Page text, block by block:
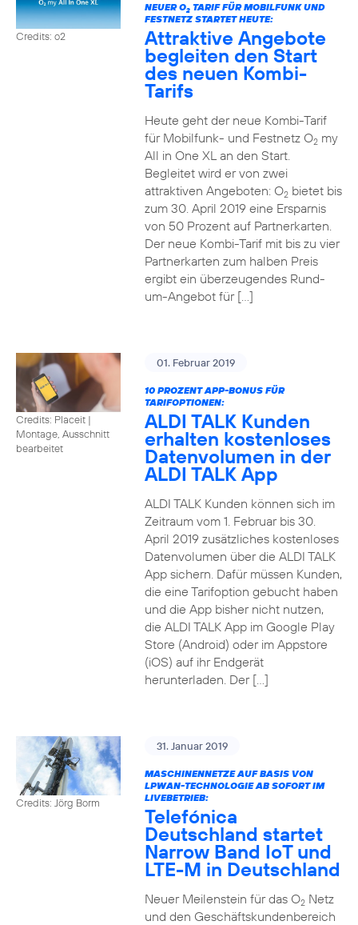
Credits: o2
NEUER O2TARIF FÜR MOBILFUNK UND
FESTNETZ STARTET HEUTE:
Attraktive Angebote
begleiten den Start
des neuen Kombi-
Tarifs
Heute geht der neue Kombi-Tarif
für Mobilfunk- und Festnetz O2my
All in One XL an den Start.
Begleitet wird er von zwei
attraktiven Angeboten: O2bietet bis
zum 30. April 2019 eine Ersparnis
von 50 Prozent auf Partnerkarten.
Der neue Kombi-Tarif mit bis zu vier
Partnerkarten zum halben Preis
ergibt ein überzeugendes Rund-
um-Angebot für […]
Credits: Placeit |
Montage, Ausschnitt
bearbeitet
01. Februar 2019
10 PROZENT APP-BONUS FÜR
TARIFOPTIONEN:
ALDI TALK Kunden
erhalten kostenloses
Datenvolumen in der
ALDI TALK App
ALDI TALK Kunden können sich im
Zeitraum vom 1. Februar bis 30.
April 2019 zusätzliches kostenloses
Datenvolumen über die ALDI TALK
App sichern. Dafür müssen Kunden,
die eine Tarifoption gebucht haben
und die App bisher nicht nutzen,
die ALDI TALK App im Google Play
Store (Android) oder im Appstore
(iOS) auf ihr Endgerät
herunterladen. Der […]
Credits: Jörg Borm
31. Januar 2019
MASCHINENNETZE AUF BASIS VON
LPWAN-TECHNOLOGIE AB SOFORT IM
LIVEBETRIEB:
Telefónica
Deutschland startet
Narrow Band IoT und
LTE-M in Deutschland
Neuer Meilenstein für das O2Netz
und den Geschäftskundenbereich